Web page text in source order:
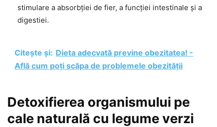
stimulare a absorbției de fier, a funcției intestinale și a
digestiei.
Citește și: Dieta adecvată previne obezitatea! -
Află cum poți scăpa de problemele obezității
Detoxifierea organismului pe
cale naturală cu legume verzi